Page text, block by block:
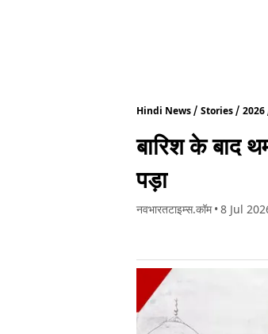
Hindi News Stories 2026
बारिश के बाद
पड़ा
नवभारतटाइम्स.कॉम •8 Jul